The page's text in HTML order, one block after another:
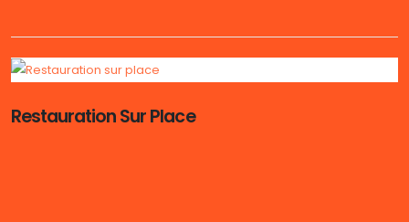
Restauration Sur Place